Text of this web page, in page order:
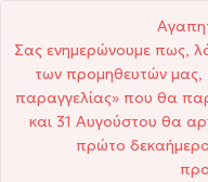
Σας ενημερώνουμε πως,
των προμηθευτών μας,
παραγγελίας» που θα
και 31 Αυγούστου θα
πρώτο